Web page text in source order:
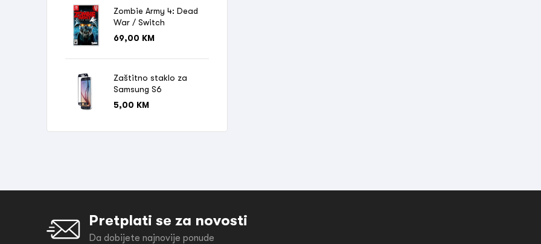
Zombie Army 4: Dead
War / Switch
69,00 KM
Zaštitno staklo za
Samsung S6
5,00 KM
Pretplati se za novosti
Da dobijete najnovije ponude